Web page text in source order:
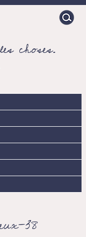
Search
for:
choses.
38